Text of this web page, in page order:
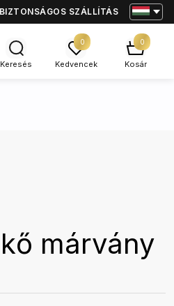
BIZTONSÁGOS SZÁLLÍTÁS
Keresés
0
Kedvencek
0
Kosár
márvány